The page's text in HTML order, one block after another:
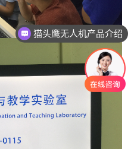
猫头鹰无人机产品介绍